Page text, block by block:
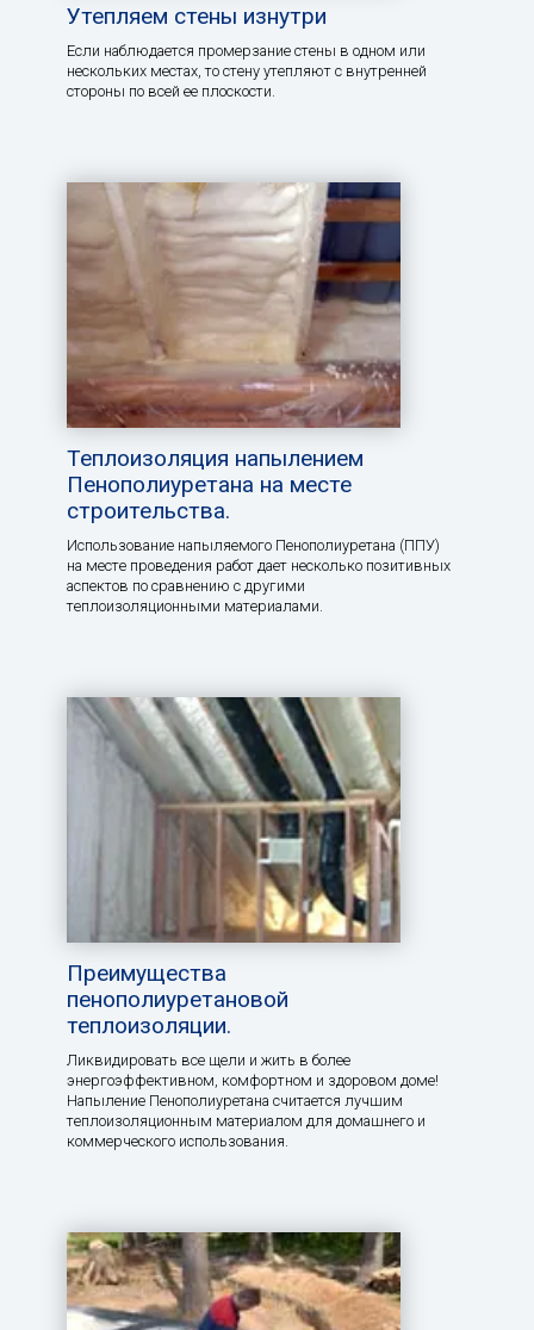
Утепляем стены изнутри
Если наблюдается промерзание стены в одном или
нескольких местах, то стену утепляют с внутренней
стороны по всей ее плоскости.
Теплоизоляция напылением
Пенополиуретана на месте
строительства.
Использование напыляемого Пенополиуретана (ППУ)
на месте проведения работ дает несколько позитивных
аспектов по сравнению с другими
теплоизоляционными материалами.
Преимущества
пенополиуретановой
теплоизоляции.
Ликвидировать все щели и жить в более
энергоэффективном, комфортном и здоровом доме!
Напыление Пенополиуретана считается лучшим
теплоизоляционным материалом для домашнего и
коммерческого использования.